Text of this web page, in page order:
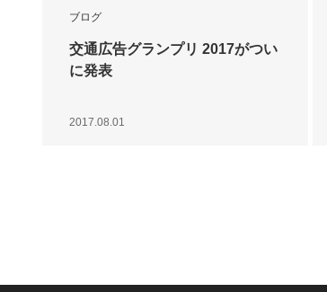
ブログ
交通広告グランプリ 2017がつい
に発表
2017.08.01